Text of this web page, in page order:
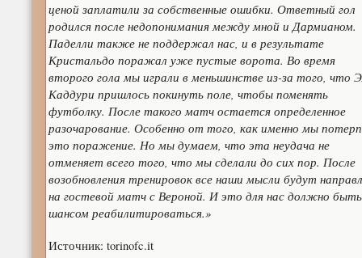
ценой заплатили за собственные ошибки. Ответный гол
родился после недопонимания между мной и Дармианом.
Паделли также не поддержал нас, и в результате
Кристальдо поражал уже пустые ворота. Во время
второго гола мы играли в меньшинстве из-за того, что
Каддури пришлось покинуть поле, чтобы поменять
футболку. После такого матч остается определенное
разочарование. Особенно от того, как именно мы
это поражение. Но мы думаем, что эта неудача не
отменяет всего того, что мы сделали до сих пор. После
возобновления тренировок все наши мысли будут
на гостевой матч с Вероной. И это для нас должно быть
шансом реабилитироваться.»
Источник: torinofc.it